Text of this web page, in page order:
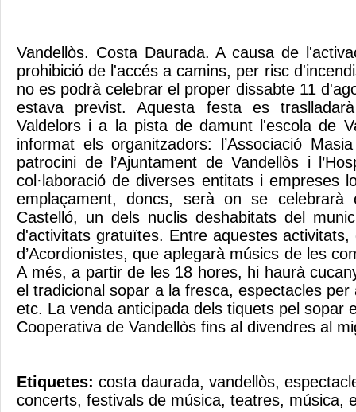
Vandellòs. Costa Daurada. A causa de
prohibició de l'accés a camins, per risc
no es podrà celebrar el proper dissabte 11
estava previst. Aquesta festa es
Valdelors i a la pista de damunt l'escola de
informat els organitzadors: l’Associació
patrocini de l’Ajuntament de Vandellòs i
col·laboració de diverses entitats i empreses
emplaçament, doncs, serà on se celebrarà
Castelló, un dels nuclis deshabitats del
d'activitats gratuïtes. Entre aquestes activitats,
d’Acordionistes, que aplegarà músics de les
A més, a partir de les 18 hores, hi haurà
el tradicional sopar a la fresca, espectacles
etc. La venda anticipada dels tiquets pel sopar
Cooperativa de Vandellòs fins al divendres al
Etiquetes: costa daurada, vandellòs,
concerts, festivals de música, teatres, música,